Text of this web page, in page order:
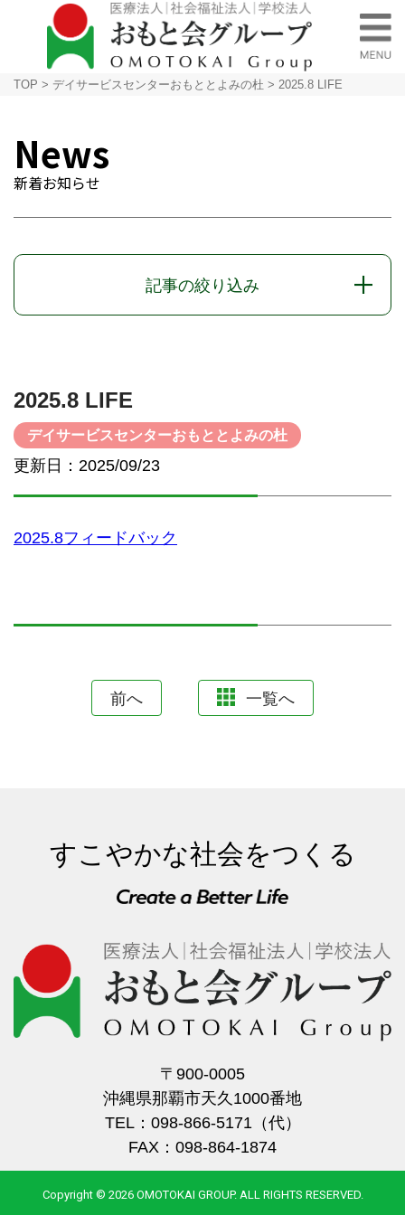
TOP > デイサービスセンターおもととよみの杜 > 2025.8 LIFE
News
新着お知らせ
記事の絞り込み
2025.8 LIFE
デイサービスセンターおもととよみの杜
更新日：2025/09/23
2025.8フィードバック
前へ 一覧へ
すこやかな社会をつくる
〒900-0005
沖縄県那覇市天久1000番地
TEL：098-866-5171（代）
FAX：098-864-1874
Copyright © 2026 OMOTOKAI GROUP. ALL RIGHTS RESERVED.